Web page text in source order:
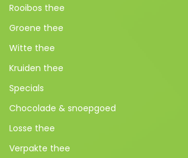
Rooibos thee
Groene thee
Witte thee
Kruiden thee
Specials
Chocolade & snoepgoed
Losse thee
Verpakte thee